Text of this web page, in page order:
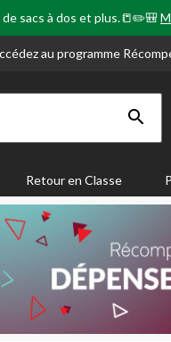
sacs à dos et plus.📒✏️🎒
au programme
Retour en Classe